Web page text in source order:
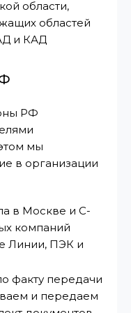
области,
областей
и КАД
РФ
мы
в организации
в Москве и С-
компаний
Линии, ПЭК и
факту передачи
и передаем